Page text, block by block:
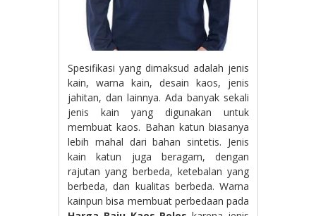
Spesifikasi yang dimaksud adalah jenis
kain, warna kain, desain kaos, jenis
jahitan, dan lainnya. Ada banyak sekali
jenis kain yang digunakan untuk
membuat kaos. Bahan katun biasanya
lebih mahal dari bahan sintetis. Jenis
kain katun juga beragam, dengan
rajutan yang berbeda, ketebalan yang
berbeda, dan kualitas berbeda. Warna
kainpun bisa membuat perbedaan pada